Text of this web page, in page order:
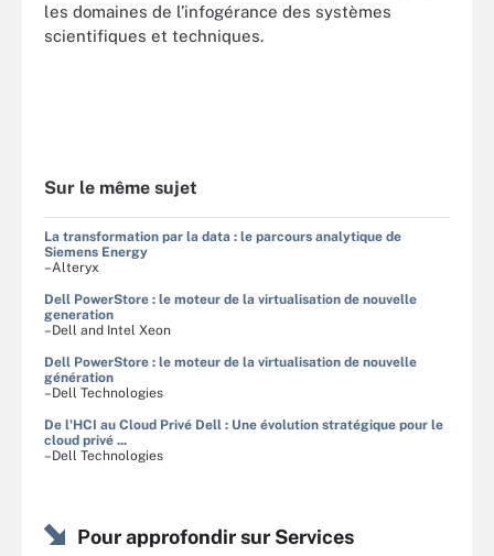
les domaines de l’infogérance des systèmes
scientifiques et techniques.
Sur le même sujet
La transformation par la data : le parcours analytique de
Siemens Energy
–Alteryx
Dell PowerStore : le moteur de la virtualisation de nouvelle
generation
–Dell and Intel Xeon
Dell PowerStore : le moteur de la virtualisation de nouvelle
génération
–Dell Technologies
De l'HCI au Cloud Privé Dell : Une évolution stratégique pour le
cloud privé ...
–Dell Technologies
Pour approfondir sur Services